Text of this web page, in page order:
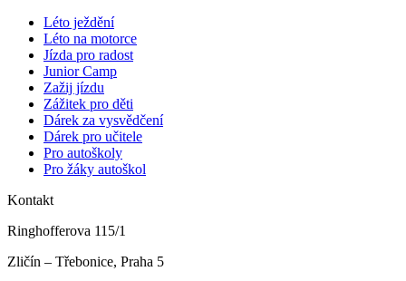
Léto ježdění
Léto na motorce
Jízda pro radost
Junior Camp
Zažij jízdu
Zážitek pro děti
Dárek za vysvědčení
Dárek pro učitele
Pro autoškoly
Pro žáky autoškol
Kontakt
Ringhofferova 115/1
Zličín – Třebonice, Praha 5